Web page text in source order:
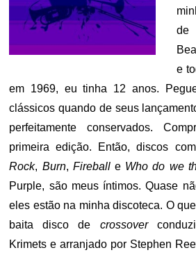
de
e
em 1969, eu tinha 12 anos.
clássicos quando de seus
perfeitamente conservados.
primeira edição. Então, discos
Rock, Burn, Fireballe Who do we
Purple, são meus íntimos. Quase
eles estão na minha discoteca. O
baita disco de crossover
Krimets e arranjado por Stephen